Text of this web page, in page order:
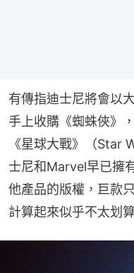
有傳指迪士尼將會以
手上收購《蜘蛛俠》
《星球大戰》（Star
士尼和Marvel早已擁
他產品的版權，巨款
計算起來似乎不太划